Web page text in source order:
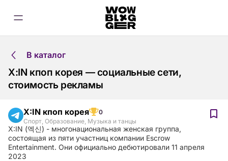
В каталог
X:IN кпоп корея — социальные сети,
стоимость рекламы
X:IN кпоп корея
0
Спорт, Образование, Музыка и танцы
X:IN (엑신) - многонациональная женская группа,
состоящая из пяти участниц компании Escrow
Entertainment. Они официально дебютировали 11 апреля
2023